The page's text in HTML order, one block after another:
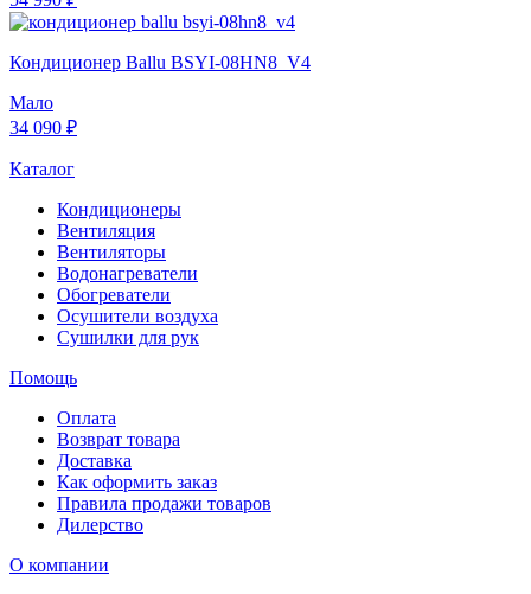
Кондиционер Ballu BSYI-08HN8_V4
Мало
34 090 ₽
Каталог
Кондиционеры
Вентиляция
Вентиляторы
Водонагреватели
Обогреватели
Осушители воздуха
Сушилки для рук
Помощь
Оплата
Возврат товара
Доставка
Как оформить заказ
Правила продажи товаров
Дилерство
О компании